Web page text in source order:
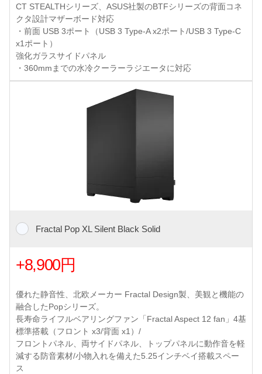
CT STEALTHシリーズ、ASUS社製のBTFシリーズの背面コネ
クタ設計マザーボード対応
・前面 USB 3ポート（USB 3 Type-A x2ポート/USB 3 Type-C
x1ポート）
強化ガラスサイドパネル
・360mmまでの水冷クーラーラジエータに対応
Fractal Pop XL Silent Black Solid
+8,900円
優れた静音性、北欧メーカー Fractal Design製、美観と機能の
融合したPopシリーズ。
長寿命ライフルベアリングファン「Fractal Aspect 12 fan」4基
標準搭載（フロント x3/背面 x1）/
フロントパネル、両サイドパネル、トップパネルに動作音を軽
減する防音素材/小物入れを備えた5.25インチベイ搭載スペー
ス